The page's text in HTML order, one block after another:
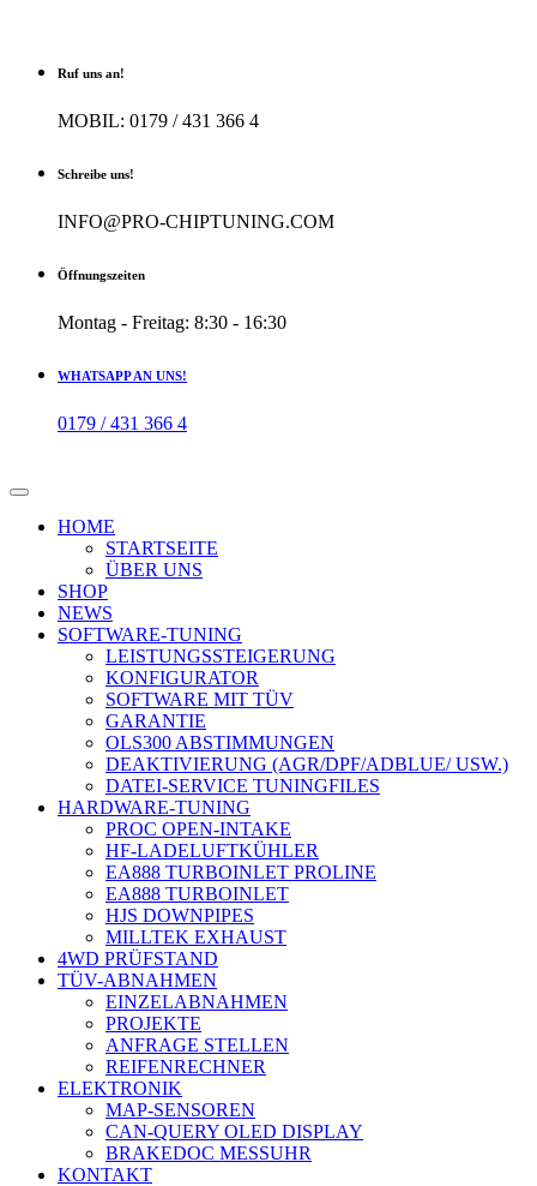
Ruf uns an!
MOBIL: 0179 / 431 366 4
Schreibe uns!
INFO@PRO-CHIPTUNING.COM
Öffnungszeiten
Montag - Freitag: 8:30 - 16:30
WHATSAPP AN UNS!
0179 / 431 366 4
HOME
STARTSEITE
ÜBER UNS
SHOP
NEWS
SOFTWARE-TUNING
LEISTUNGSSTEIGERUNG
KONFIGURATOR
SOFTWARE MIT TÜV
GARANTIE
OLS300 ABSTIMMUNGEN
DEAKTIVIERUNG (AGR/DPF/ADBLUE/ USW.)
DATEI-SERVICE TUNINGFILES
HARDWARE-TUNING
PROC OPEN-INTAKE
HF-LADELUFTKÜHLER
EA888 TURBOINLET PROLINE
EA888 TURBOINLET
HJS DOWNPIPES
MILLTEK EXHAUST
4WD PRÜFSTAND
TÜV-ABNAHMEN
EINZELABNAHMEN
PROJEKTE
ANFRAGE STELLEN
REIFENRECHNER
ELEKTRONIK
MAP-SENSOREN
CAN-QUERY OLED DISPLAY
BRAKEDOC MESSUHR
KONTAKT